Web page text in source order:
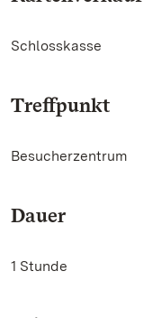
Schlosskasse
Treffpunkt
Besucherzentrum
Dauer
1 Stunde